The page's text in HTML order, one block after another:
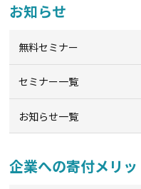
お知らせ
無料セミナー
セミナー一覧
お知らせ一覧
企業への寄付メリ